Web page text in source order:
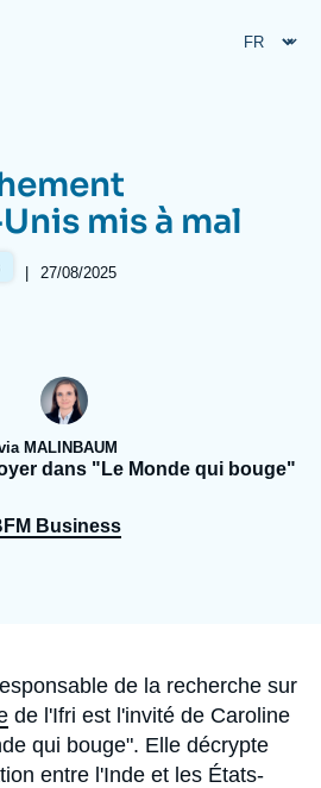
Se connecter
Recherches fréquentes
Proche-Orient
mis à mal
| 27/08/2025
MALINBAUM
dans "Le Monde qui bouge"
Business
de la recherche sur
de l'Ifri est l'invité de Caroline
qui bouge". Elle décrypte
entre l'Inde et les États-